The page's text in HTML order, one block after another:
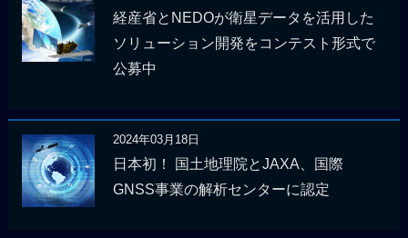
経産省とNEDOが衛星データを活用した
ソリューション開発をコンテスト形式で
公募中
2024年03月18日
日本初！ 国土地理院とJAXA、国際
GNSS事業の解析センターに認定